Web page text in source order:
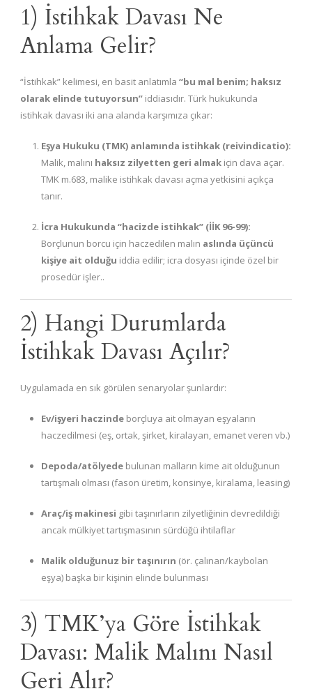
1) İstihkak Davası Ne
Anlama Gelir?
“İstihkak” kelimesi, en basit anlatımla “bu mal benim; haksız
olarak elinde tutuyorsun” iddiasıdır. Türk hukukunda
istihkak davası iki ana alanda karşımıza çıkar:
Eşya Hukuku (TMK) anlamında istihkak (reivindicatio):
Malik, malını haksız zilyetten geri almak için dava açar.
TMK m.683, malike istihkak davası açma yetkisini açıkça
tanır.
İcra Hukukunda “hacizde istihkak” (İİK 96-99):
Borçlunun borcu için haczedilen malın aslında üçüncü
kişiye ait olduğu iddia edilir; icra dosyası içinde özel bir
prosedür işler..
2) Hangi Durumlarda
İstihkak Davası Açılır?
Uygulamada en sık görülen senaryolar şunlardır:
Ev/işyeri haczinde borçluya ait olmayan eşyaların
haczedilmesi (eş, ortak, şirket, kiralayan, emanet veren vb.)
Depoda/atölyede bulunan malların kime ait olduğunun
tartışmalı olması (fason üretim, konsinye, kiralama, leasing)
Araç/iş makinesi gibi taşınırların zilyetliğinin devredildiği
ancak mülkiyet tartışmasının sürdüğü ihtilaflar
Malik olduğunuz bir taşınırın (ör. çalınan/kaybolan
eşya) başka bir kişinin elinde bulunması
3) TMK’ya Göre İstihkak
Davası: Malik Malını Nasıl
Geri Alır?